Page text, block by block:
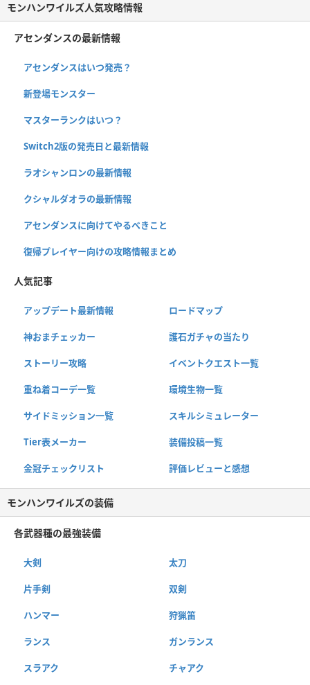
モンハンワイルズ人気攻略情報
アセンダンスの最新情報
アセンダンスはいつ発売？
新登場モンスター
マスターランクはいつ？
Switch2版の発売日と最新情報
ラオシャンロンの最新情報
クシャルダオラの最新情報
アセンダンスに向けてやるべきこと
復帰プレイヤー向けの攻略情報まとめ
人気記事
アップデート最新情報 ロードマップ
神おまチェッカー 護石ガチャの当たり
ストーリー攻略 イベントクエスト一覧
重ね着コーデ一覧 環境生物一覧
サイドミッション一覧 スキルシミュレーター
Tier表メーカー 装備投稿一覧
金冠チェックリスト 評価レビューと感想
モンハンワイルズの装備
各武器種の最強装備
大剣 太刀
片手剣 双剣
ハンマー 狩猟笛
ランス ガンランス
スラアク チャアク